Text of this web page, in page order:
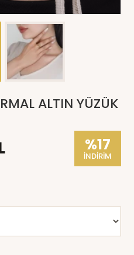
ALTIN YÜZÜK
%17
İNDİRİM